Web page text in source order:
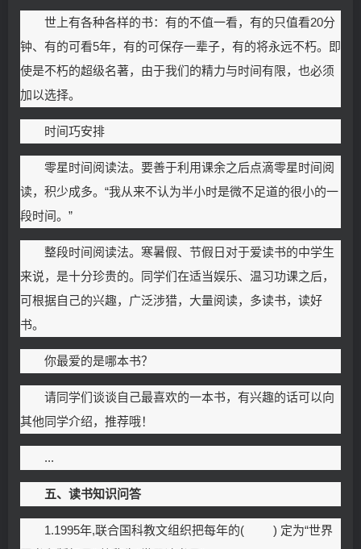
世上有各种各样的书：有的不值一看，有的只值看20分
钟、有的可看5年，有的可保存一辈子，有的将永远不朽。即
使是不朽的超级名著，由于我们的精力与时间有限，也必须
加以选择。
时间巧安排
零星时间阅读法。要善于利用课余之后点滴零星时间阅
读，积少成多。“我从来不认为半小时是微不足道的很小的一
段时间。”
整段时间阅读法。寒暑假、节假日对于爱读书的中学生
来说，是十分珍贵的。同学们在适当娱乐、温习功课之后，
可根据自己的兴趣，广泛涉猎，大量阅读，多读书，读好
书。
你最爱的是哪本书？
请同学们谈谈自己最喜欢的一本书，有兴趣的话可以向
其他同学介绍，推荐哦！
...
五、读书知识问答
1.1995年,联合国科教文组织把每年的( ) 定为“世界